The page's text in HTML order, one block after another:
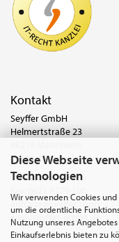
Diese Webseite
Technologien
Wir verwenden Cookies
um die ordentliche
Nutzung unseres
Einkaufserlebnis bieten zu
Kontakt
Seyffer GmbH
Helmertstraße 23
Deutschland
Tel.:0621 8779-555
anfrage@seyffer.shop
www.seyffer-gmbh.de